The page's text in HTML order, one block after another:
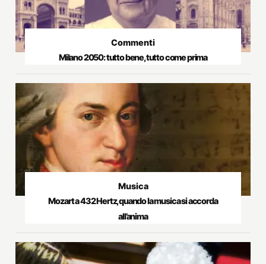
Commenti
Milano 2050: tutto bene, tutto come prima
Musica
Mozart a 432 Hertz, quando la musica si accorda
all’anima